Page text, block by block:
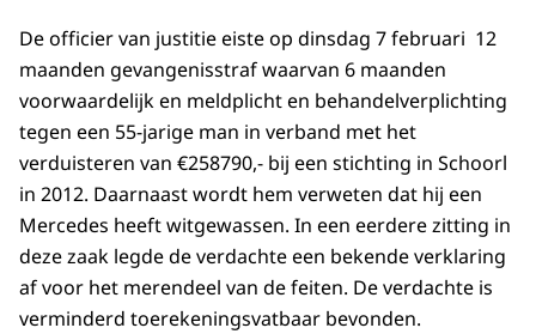
De officier van justitie eiste op dinsdag 7 februari 12
maanden gevangenisstraf waarvan 6 maanden
voorwaardelijk en meldplicht en behandelverplichting
tegen een 55-jarige man in verband met het
verduisteren van €258790,- bij een stichting in Schoorl
in 2012. Daarnaast wordt hem verweten dat hij een
Mercedes heeft witgewassen. In een eerdere zitting in
deze zaak legde de verdachte een bekende verklaring
af voor het merendeel van de feiten. De verdachte is
verminderd toerekeningsvatbaar bevonden.